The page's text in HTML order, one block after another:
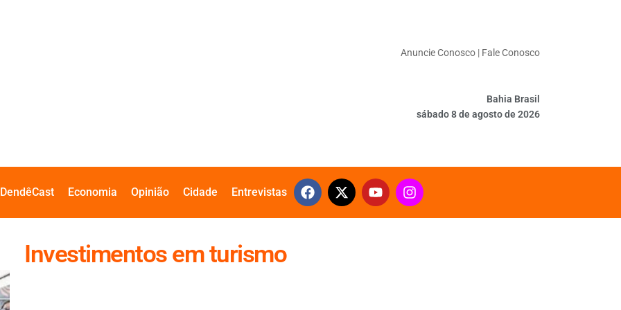
Anuncie Conosco | Fale Conosco
Bahia Brasil
sábado 8 de agosto de 2026
DendêCast Economia Opinião Cidade Entrevistas
Investimentos em turismo